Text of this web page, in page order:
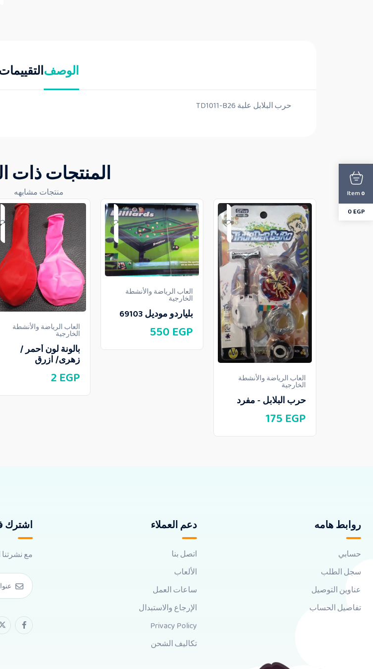
الوصف
حرب البلابل علبة TD1011-B26
المنتجات ذات
منتجات مشابهه
العاب الرياضة والأنشطة
الخارجية
حرب البلابل - مفرد
175 EGP
العاب الرياضة والأنشطة
الخارجية
بلياردو موديل 69103
550 EGP العاب الرياضة والأنشطة
الخارجية
بالونة لون أحمر /
زهرى/ ازرق
2 EGP
روابط هامه
حسابي
سجل الطلب
عناوين التوصيل
تفاصيل الحساب
دعم العملاء
اتصل بنا
الألعاب
ساعات العمل
الإرجاع والاستبدال
Privacy Policy
تكاليف الشحن
اشترك
مع
0
Item
0EGP